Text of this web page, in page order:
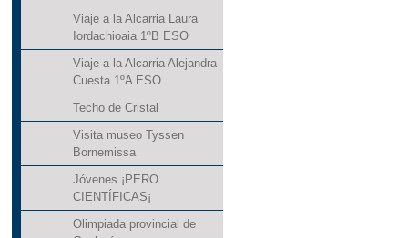
Viaje a la Alcarria Laura
Iordachioaia 1ºB ESO
Viaje a la Alcarria Alejandra
Cuesta 1ºA ESO
Techo de Cristal
Visita museo Tyssen
Bornemissa
Jóvenes ¡PERO
CIENTÍFICAS¡
Olimpiada provincial de